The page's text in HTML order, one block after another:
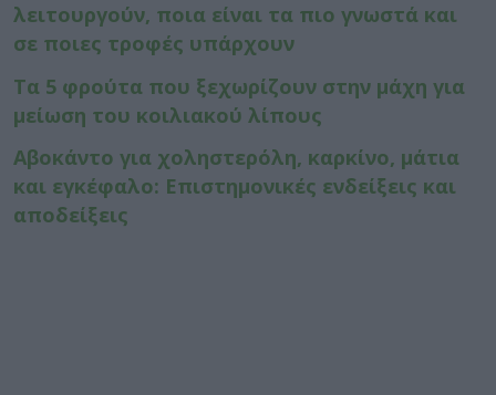
λειτουργούν, ποια είναι τα πιο γνωστά και
σε ποιες τροφές υπάρχουν
Τα 5 φρούτα που ξεχωρίζουν στην μάχη για
μείωση του κοιλιακού λίπους
Αβοκάντο για χοληστερόλη, καρκίνο, μάτια
και εγκέφαλο: Επιστημονικές ενδείξεις και
αποδείξεις